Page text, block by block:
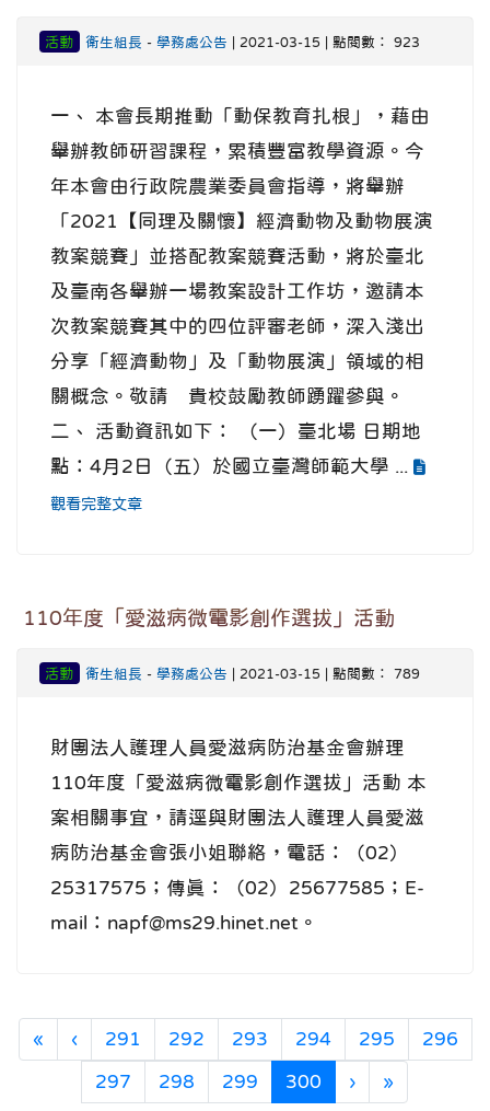
活動 衛生組長 - 學務處公告 | 2021-03-15 | 點閱數： 923
一、 本會長期推動「動保教育扎根」，藉由
舉辦教師研習課程，累積豐富教學資源。今
年本會由行政院農業委員會指導，將舉辦
「2021【同理及關懷】經濟動物及動物展演
教案競賽」並搭配教案競賽活動，將於臺北
及臺南各舉辦一場教案設計工作坊，邀請本
次教案競賽其中的四位評審老師，深入淺出
分享「經濟動物」及「動物展演」領域的相
關概念。敬請 貴校鼓勵教師踴躍參與。
二、 活動資訊如下： （一）臺北場 日期地
點：4月2日（五）於國立臺灣師範大學 ...
觀看完整文章
110年度「愛滋病微電影創作選拔」活動
活動 衛生組長 - 學務處公告 | 2021-03-15 | 點閱數： 789
財團法人護理人員愛滋病防治基金會辦理
110年度「愛滋病微電影創作選拔」活動 本
案相關事宜，請逕與財團法人護理人員愛滋
病防治基金會張小姐聯絡，電話：（02）
25317575；傳真：（02）25677585；E-
mail：napf@ms29.hinet.net。
«第一頁
‹上一頁
291 292 293 294 295 296
297 298 299 300 (目前頁次)
›下一頁
»